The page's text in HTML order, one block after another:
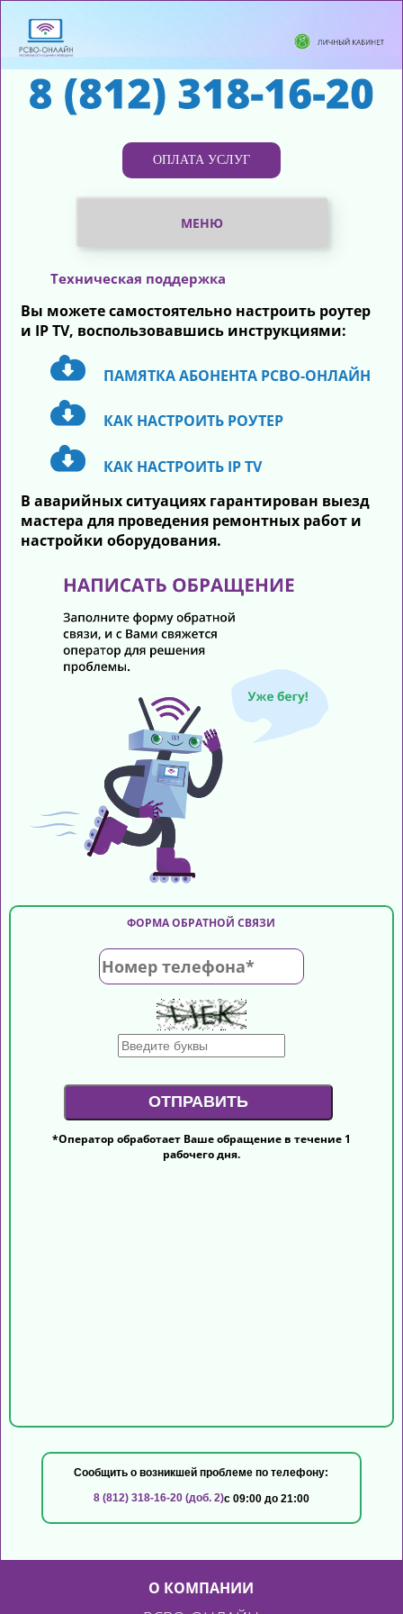
ОПЛАТА УСЛУГ
МЕНЮ
ИНТЕРНЕТ
ЦИФРОВОЕ ТВ
ТЕЛЕФОНИЯ
ТЕХПОДДЕРЖКА
ДОПОЛНИТЕЛЬНЫЕ УСЛУГИ
Техническая поддержка
Вы можете самостоятельно настроить роутер
и IP TV, воспользовавшись инструкциями:
ПАМЯТКА АБОНЕНТА РСВО-ОНЛАЙН
КАК НАСТРОИТЬ РОУТЕР
КАК НАСТРОИТЬ IP TV
В аварийных ситуациях гарантирован выезд
мастера для проведения ремонтных работ и
настройки оборудования.
ФОРМА ОБРАТНОЙ СВЯЗИ
*Оператор обработает Ваше обращение в течение 1
рабочего дня.
Сообщить о возникшей проблеме по телефону:
8 (812) 318-16-20 (доб. 2)с 09:00 до 21:00
О КОМПАНИИ